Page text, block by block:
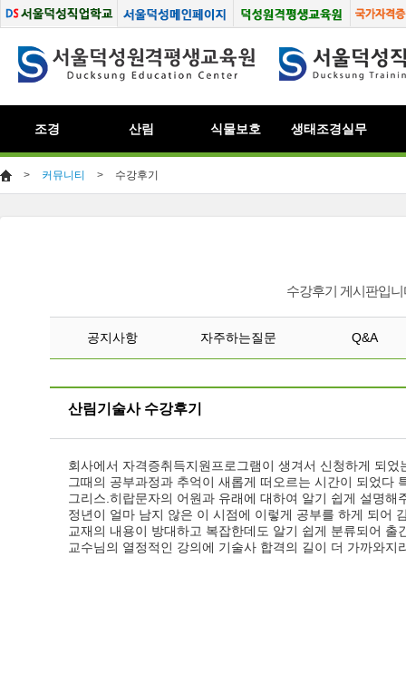
조경 산림 식물보호 생태조경실무
> 커뮤니티 > 수강후기
수강후기 게시판입
공지사항 자주하는질문 Q&A
산림기술사 수강후기
회사에서 자격증취득지원프로그램이 생겨서 신청하게 되
그때의 공부과정과 추억이 새롭게 떠오르는 시간이 되었다
그리스.히랍문자의 어원과 유래에 대하여 알기 쉽게 설명
정년이 얼마 남지 않은 이 시점에 이렇게 공부를 하게 되어
교재의 내용이 방대하고 복잡한데도 알기 쉽게 분류되어
교수님의 열정적인 강의에 기술사 합격의 길이 더 가까와